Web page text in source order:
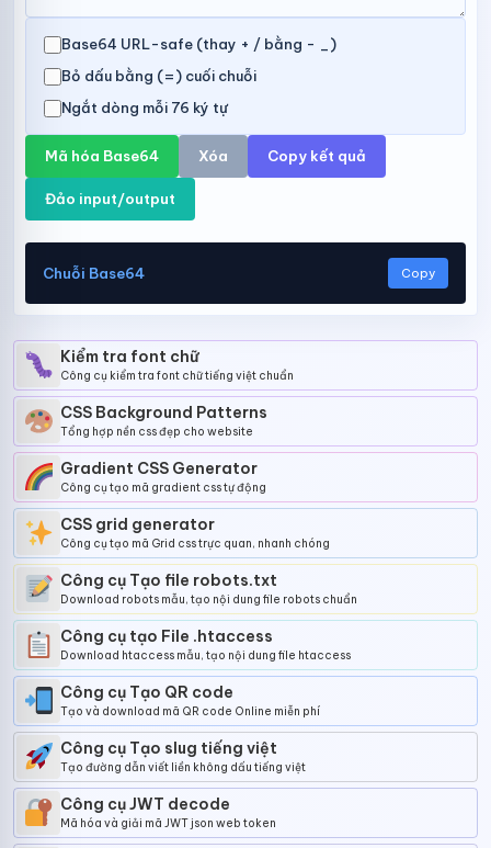
Base64 URL-safe (thay + / bằng - _)
Bỏ dấu bằng (=) cuối chuỗi
Ngắt dòng mỗi 76 ký tự
Mã hóa Base64 Xóa Copy kết quả
Đảo input/output
Chuỗi Base64 Copy
Kiểm tra font chữ
Công cụ kiểm tra font chữ tiếng việt chuẩn
CSS Background Patterns
Tổng hợp nền css đẹp cho website
Gradient CSS Generator
Công cụ tạo mã gradient css tự động
CSS grid generator
Công cụ tạo mã Grid css trực quan, nhanh chóng
Công cụ Tạo file robots.txt
Download robots mẫu, tạo nội dung file robots chuẩn
Công cụ tạo File .htaccess
Download htaccess mẫu, tạo nội dung file htaccess
Công cụ Tạo QR code
Tạo và download mã QR code Online miễn phí
Công cụ Tạo slug tiếng việt
Tạo đường dẫn viết liền không dấu tiếng việt
Công cụ JWT decode
Mã hóa và giải mã JWT json web token